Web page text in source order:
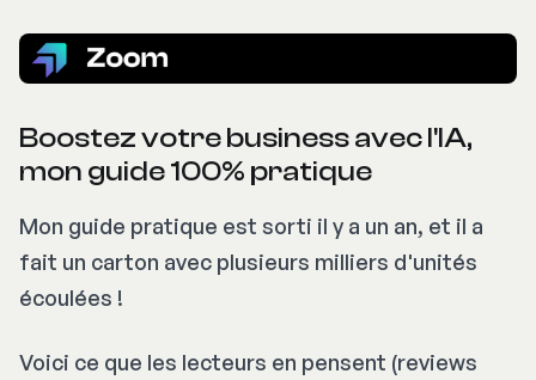
Boostez votre business avec l'IA,
mon guide 100% pratique
Mon guide pratique est sorti il y a un an, et il a
fait un carton avec plusieurs milliers d'unités
écoulées !
Voici ce que les lecteurs en pensent (reviews